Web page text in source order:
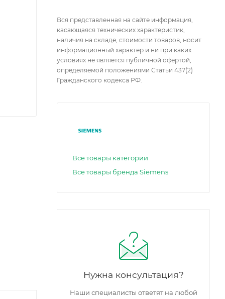
Вся представленная на сайте информация,
касающаяся технических характеристик,
наличия на складе, стоимости товаров, носит
информационный характер и ни при каких
условиях не является публичной офертой,
определяемой положениями Статьи 437(2)
Гражданского кодекса РФ.
Все товары категории
Все товары бренда Siemens
Нужна консультация?
Наши специалисты ответят на любой